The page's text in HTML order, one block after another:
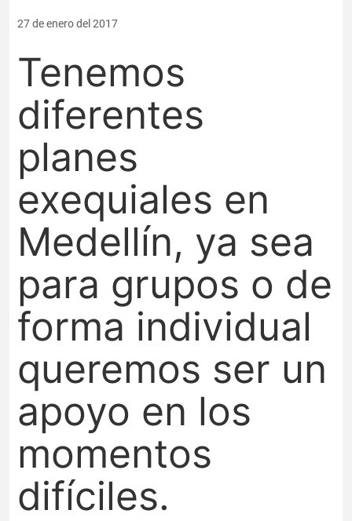
27 de enero del 2017
Tenemos
diferentes
planes
exequiales en
Medellín, ya sea
para grupos o de
forma individual
queremos ser un
apoyo en los
momentos
difíciles.